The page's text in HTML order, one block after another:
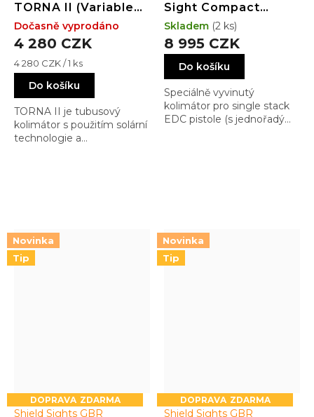
TORNA II (Variable
MOA / RED / 25)
4 280 CZK
Měrná
cena:
4 280 CZK / 1 ks
Do košíku
TORNA II je tubusový
kolimátor s použitím solární
technologie a
Dočasně vyprodáno
Sight Compact
(SMSC) GLASS
edition 4MOA Dot
(3.25MOA)
8 995 CZK
Do košíku
Speciálně vyvinutý
kolimátor pro single stack
EDC pistole (s jednořadým
Skladem (2 ks)
Novinka
Tip
ZDARMA
Shield Sights GBR
Novinka
Tip
ZDARMA
Shield Sights GBR